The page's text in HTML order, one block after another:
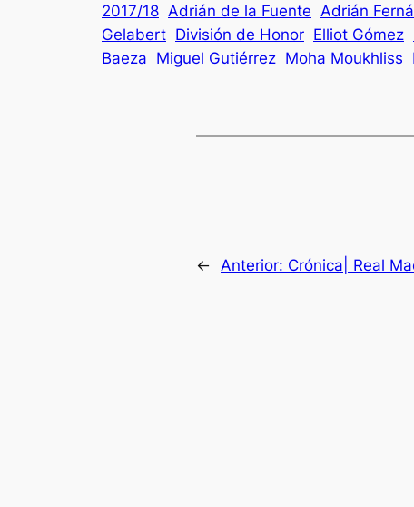
2017/18 Adrián de la Fuente Adrián
Gelabert División de Honor Elliot Gómez
Baeza Miguel Gutiérrez Moha Moukhliss
← Anterior: Crónica| Real